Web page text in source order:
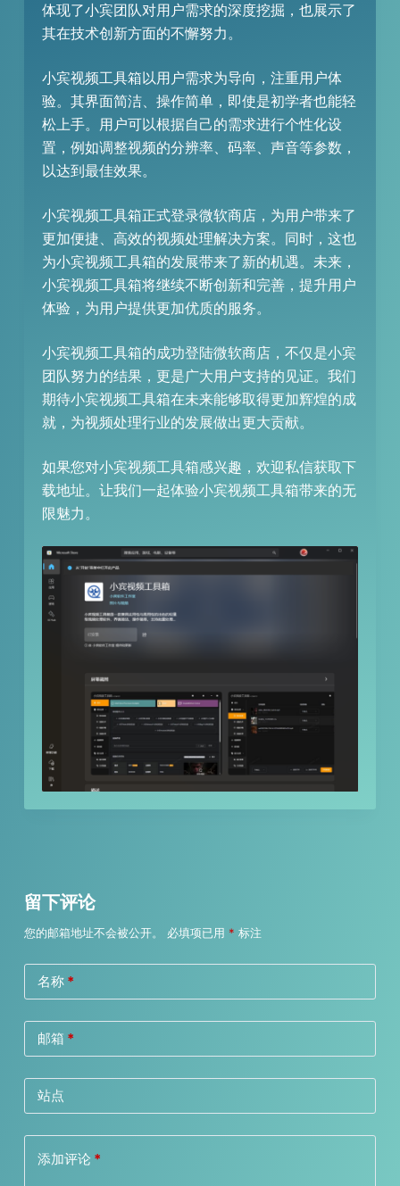
体现了小宾团队对用户需求的深度挖掘，也展示了
其在技术创新方面的不懈努力。
小宾视频工具箱以用户需求为导向，注重用户体
验。其界面简洁、操作简单，即使是初学者也能轻
松上手。用户可以根据自己的需求进行个性化设
置，例如调整视频的分辨率、码率、声音等参数，
以达到最佳效果。
小宾视频工具箱正式登录微软商店，为用户带来了
更加便捷、高效的视频处理解决方案。同时，这也
为小宾视频工具箱的发展带来了新的机遇。未来，
小宾视频工具箱将继续不断创新和完善，提升用户
体验，为用户提供更加优质的服务。
小宾视频工具箱的成功登陆微软商店，不仅是小宾
团队努力的结果，更是广大用户支持的见证。我们
期待小宾视频工具箱在未来能够取得更加辉煌的成
就，为视频处理行业的发展做出更大贡献。
如果您对小宾视频工具箱感兴趣，欢迎私信获取下
载地址。让我们一起体验小宾视频工具箱带来的无
限魅力。
留下评论
您的邮箱地址不会被公开。 必填项已用 * 标注
名称*
邮箱 *
站点
添加评论 *